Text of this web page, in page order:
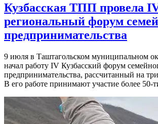
Кузбасская ТПП провела
региональный форум
предпринимательства
9 июля в Таштагольском муниципальном
начал работу IV Кузбасский форум
предпринимательства, рассчитанный на
В его работе принимают участие более 50-